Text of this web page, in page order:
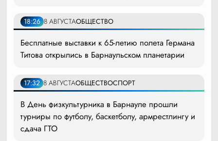
18:26 8 АВГУСТАОБЩЕСТВО
Бесплатные выставки к 65-летию полета Германа
Титова открылись в Барнаульском планетарии
17:32 8 АВГУСТАОБЩЕСТВОСПОРТ
В День физкультурника в Барнауле прошли
турниры по футболу, баскетболу, армрестлингу и
сдача ГТО